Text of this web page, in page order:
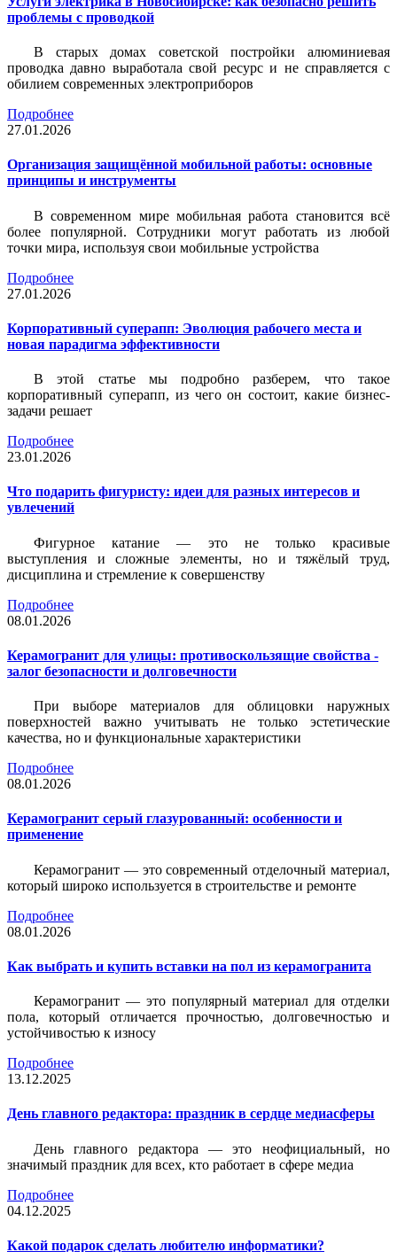
проблемы с проводкой
В старых домах советской постройки алюминиевая
проводка давно выработала свой ресурс и не справляется с
обилием современных электроприборов
Подробнее
27.01.2026
Организация защищённой мобильной работы: основные
принципы и инструменты
В современном мире мобильная работа становится всё
более популярной. Сотрудники могут работать из любой
точки мира, используя свои мобильные устройства
Подробнее
27.01.2026
Корпоративный суперапп: Эволюция рабочего места и
новая парадигма эффективности
В этой статье мы подробно разберем, что такое
корпоративный суперапп, из чего он состоит, какие бизнес-
задачи решает
Подробнее
23.01.2026
Что подарить фигуристу: идеи для разных интересов и
увлечений
Фигурное катание — это не только красивые
выступления и сложные элементы, но и тяжёлый труд,
дисциплина и стремление к совершенству
Подробнее
08.01.2026
Керамогранит для улицы: противоскользящие свойства -
залог безопасности и долговечности
При выборе материалов для облицовки наружных
поверхностей важно учитывать не только эстетические
качества, но и функциональные характеристики
Подробнее
08.01.2026
Керамогранит серый глазурованный: особенности и
применение
Керамогранит — это современный отделочный материал,
который широко используется в строительстве и ремонте
Подробнее
08.01.2026
Как выбрать и купить вставки на пол из керамогранита
Керамогранит — это популярный материал для отделки
пола, который отличается прочностью, долговечностью и
устойчивостью к износу
Подробнее
13.12.2025
День главного редактора: праздник в сердце медиасферы
День главного редактора — это неофициальный, но
значимый праздник для всех, кто работает в сфере медиа
Подробнее
04.12.2025
Какой подарок сделать любителю информатики?